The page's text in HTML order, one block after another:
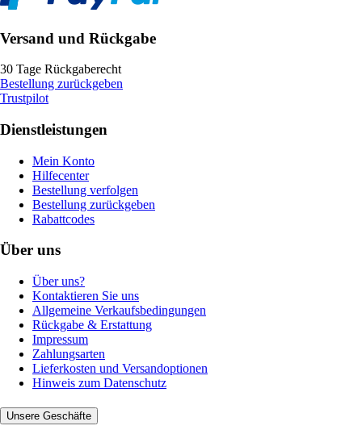
Versand und Rückgabe
30 Tage Rückgaberecht
Bestellung zurückgeben
Trustpilot
Dienstleistungen
Mein Konto
Hilfecenter
Bestellung verfolgen
Bestellung zurückgeben
Rabattcodes
Über uns
Über uns?
Kontaktieren Sie uns
Allgemeine Verkaufsbedingungen
Rückgabe & Erstattung
Impressum
Zahlungsarten
Lieferkosten und Versandoptionen
Hinweis zum Datenschutz
Unsere Geschäfte